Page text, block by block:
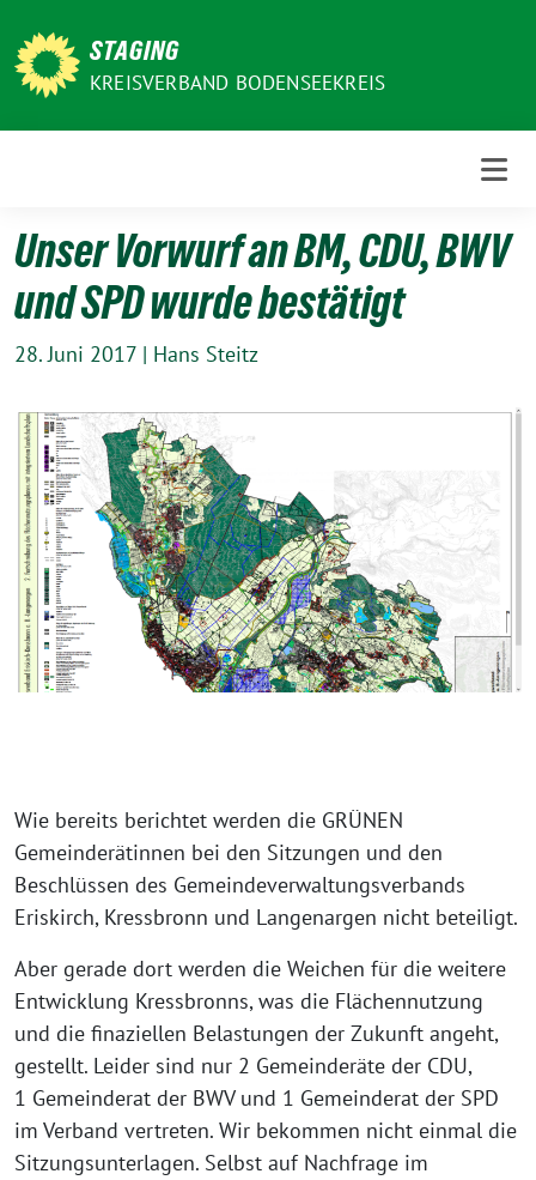
zum
Inhalt
STAGING
KREISVERBAND BODENSEEKREIS
Unser Vorwurf an BM, CDU, BWV
und SPD wurde bestätigt
28. Juni 2017 | Hans Steitz
Wie bereits berich­tet wer­den die GRÜNEN
Gemeinderätinnen bei den Sitzungen und den
Beschlüssen des Gemeindeverwaltungsverbands
Eriskirch, Kressbronn und Langenargen nicht beteiligt.
Aber gera­de dort wer­den die Weichen für die wei­te­re
Entwicklung Kressbronns, was die Flächennutzung
und die fina­zi­el­len Belastungen der Zukunft angeht,
gestellt. Leider sind nur 2 Gemeinderäte der CDU,
1 Gemeinderat der BWV und 1 Gemeinderat der SPD
im Verband ver­tre­ten. Wir bekom­men nicht ein­mal die
Sitzungsunterlagen. Selbst auf Nachfrage im